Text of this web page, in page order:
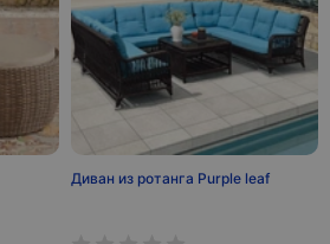
Диван из ротанга Purple leaf